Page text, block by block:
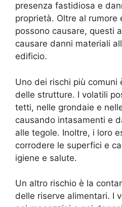
presenza fastidiosa e
proprietà. Oltre al rumore
possono causare, questi
causare danni materiali
edificio.
Uno dei rischi più comuni
delle strutture. I volatili
tetti, nelle grondaie e
causando intasamenti e
alle tegole. Inoltre, i loro
corrodere le superfici e
igiene e salute.
Un altro rischio è la
delle riserve alimentari. I